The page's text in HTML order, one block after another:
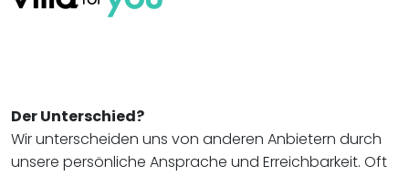
Der Unterschied?
Wir unterscheiden uns von anderen Anbietern durch
unsere persönliche Ansprache und Erreichbarkeit. Oft